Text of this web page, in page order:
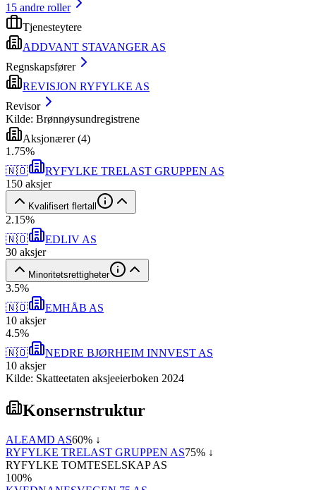
15 andre roller
Tjenesteytere
ADDVANT STAVANGER AS
Regnskapsfører
REVISJON RYFYLKE AS
Revisor
Kilde: Brønnøysundregistrene
Aksjonærer(4)
1 .75%
🇳🇴
RYFYLKE TRELAST GRUPPEN AS
150 aksjer
Kvalifisert flertall
2.15%
🇳🇴
EDLIV AS
30 aksjer
Minoritetsrettigheter
3.5%
🇳🇴
EMHÅB AS
10 aksjer
4.5%
🇳🇴
NEDRE BJØRHEIM INNVEST AS
10 aksjer
Kilde: Skatteetaten aksjeeierboken 2024
Konsernstruktur
ALEAMD AS60% ↓
RYFYLKE TRELAST GRUPPEN AS75% ↓
RYFYLKE TOMTESELSKAP AS
100%